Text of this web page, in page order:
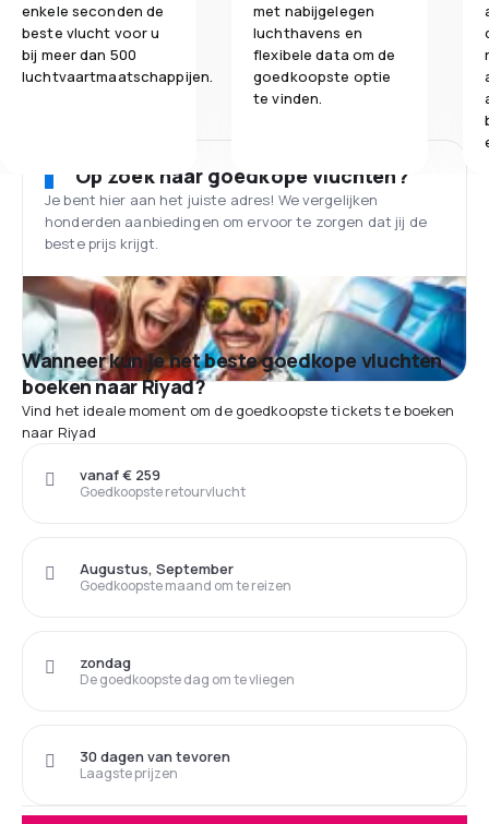
enkele seconden de
beste vlucht voor u
bij meer dan 500
luchtvaartmaatschappijen.
met nabijgelegen
luchthavens en
flexibele data om de
goedkoopste optie
te vinden.
Op zoek naar goedkope vluchten?
Je bent hier aan het juiste adres! We vergelijken
honderden aanbiedingen om ervoor te zorgen dat jij de
beste prijs krijgt.
Wanneer kun je het beste goedkope vluchten
boeken naar Riyad?
Vind het ideale moment om de goedkoopste tickets te boeken
naar Riyad
Goedkoopste retourvlucht
vanaf € 259
Goedkoopste maand om te reizen
Augustus, September
De goedkoopste dag om te vliegen
zondag
Laagste prijzen
30 dagen van tevoren